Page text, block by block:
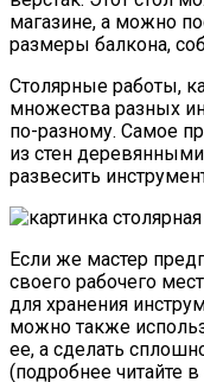
магазине, а можно
размеры балкона,
Столярные работы,
множества разных
по-разному. Самое
из стен
развесить
Если же мастер
своего рабочего
для хранения
можно также
ее, а сделать
(подробнее читайте